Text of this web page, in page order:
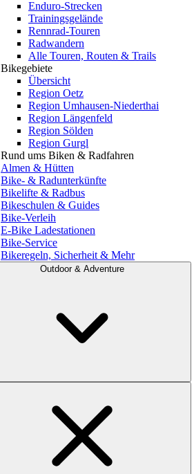
Enduro-Strecken
Trainingsgelände
Rennrad-Touren
Radwandern
Alle Touren, Routen & Trails
Bikegebiete
Übersicht
Region Oetz
Region Umhausen-Niederthai
Region Längenfeld
Region Sölden
Region Gurgl
Rund ums Biken & Radfahren
Almen & Hütten
Bike- & Radunterkünfte
Bikelifte & Radbus
Bikeschulen & Guides
Bike-Verleih
E-Bike Ladestationen
Bike-Service
Bikeregeln, Sicherheit & Mehr
Outdoor & Adventure